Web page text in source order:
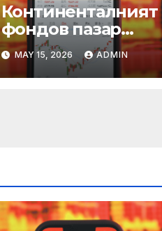
Континенталният
фондов пазар
достига 11-
годишен връх
MAY 15, 2026 ADMIN